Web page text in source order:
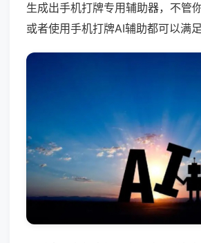
生成出手机打牌专用辅助器，不管
或者使用手机打牌AI辅助都可以满足